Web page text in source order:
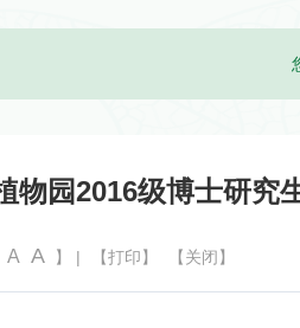
物园2016级博士研究
A A 】 | 【打印】 【关闭】